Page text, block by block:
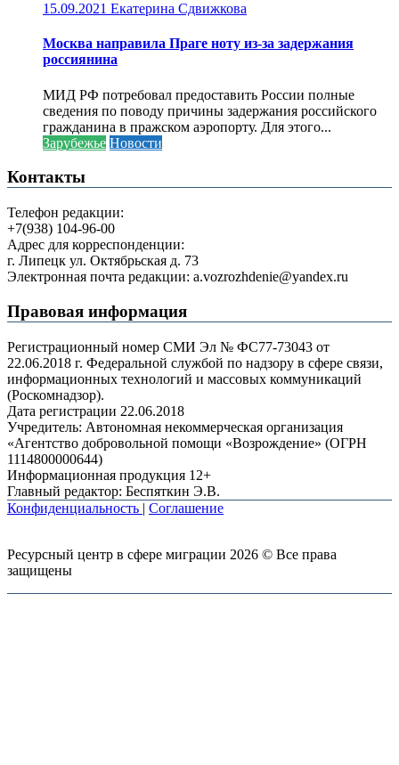
15.09.2021 Екатерина Сдвижкова
Москва направила Праге ноту из-за задержания
россиянина
МИД РФ потребовал предоставить России полные
сведения по поводу причины задержания российского
гражданина в пражском аэропорту. Для этого...
Зарубежье Новости
Контакты
Телефон редакции:
+7(938) 104-96-00
Адрес для корреспонденции:
г. Липецк ул. Октябрьская д. 73
Электронная почта редакции: a.vozrozhdenie@yandex.ru
Правовая информация
Регистрационный номер СМИ Эл № ФС77-73043 от
22.06.2018 г. Федеральной службой по надзору в сфере связи,
информационных технологий и массовых коммуникаций
(Роскомнадзор).
Дата регистрации 22.06.2018
Учредитель: Автономная некоммерческая организация
«Агентство добровольной помощи «Возрождение» (ОГРН
1114800000644)
Информационная продукция 12+
Главный редактор: Беспяткин Э.В.
Конфиденциальность | Соглашение
Ресурсный центр в сфере миграции 2026 © Все права
защищены